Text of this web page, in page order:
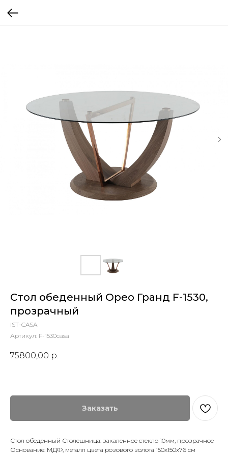
Стол обеденный Орео Гранд F-1530,
прозрачный
IST-CASA
Артикул: F-1530casa
75800,00 р.
Заказать
Стол обеденный Столешница: закаленное стекло 10мм, прозрачное
Основание: МДФ, металл цвета розового золота 150х150х76 см